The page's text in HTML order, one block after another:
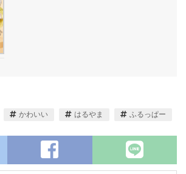
かわいい はるやま ふるっぱー